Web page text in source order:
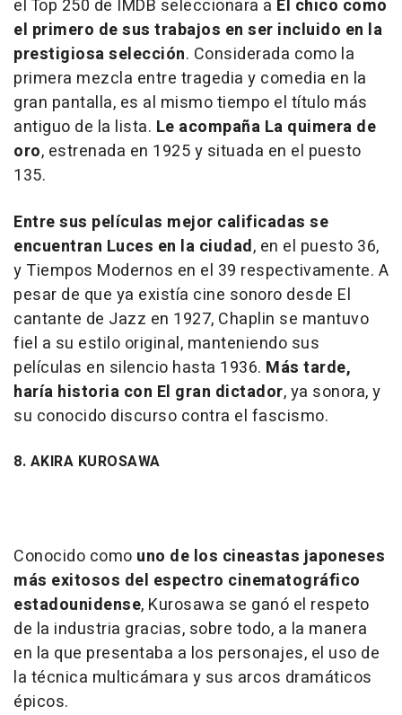
el Top 250 de IMDB seleccionara a El chico como
el primero de sus trabajos en ser incluido en la
prestigiosa selección. Considerada como la
primera mezcla entre tragedia y comedia en la
gran pantalla, es al mismo tiempo el título más
antiguo de la lista. Le acompaña La quimera de
oro, estrenada en 1925 y situada en el puesto
135.
Entre sus películas mejor calificadas se
encuentran Luces en la ciudad, en el puesto 36,
y Tiempos Modernos en el 39 respectivamente. A
pesar de que ya existía cine sonoro desde El
cantante de Jazz en 1927, Chaplin se mantuvo
fiel a su estilo original, manteniendo sus
películas en silencio hasta 1936. Más tarde,
haría historia con El gran dictador, ya sonora, y
su conocido discurso contra el fascismo.
8. AKIRA KUROSAWA
Conocido como uno de los cineastas japoneses
más exitosos del espectro cinematográfico
estadounidense, Kurosawa se ganó el respeto
de la industria gracias, sobre todo, a la manera
en la que presentaba a los personajes, el uso de
la técnica multicámara y sus arcos dramáticos
épicos.